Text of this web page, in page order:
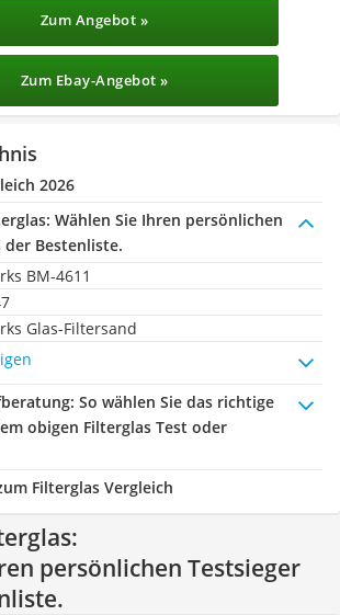
Zum Angebot »
Zum Ebay-Angebot »
2026
Wählen Sie Ihren persönlichen
der Bestenliste.
BM-4611
Glas-Filtersand
: So wählen Sie das richtige
obigen Filterglas Test oder
Filterglas Vergleich
persönlichen Testsieger